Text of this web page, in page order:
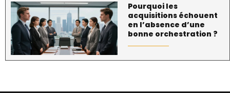
Pourquoi les
acquisitions échouent
en l’absence d’une
bonne orchestration ?